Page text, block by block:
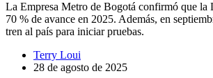
La Empresa Metro de Bogotá confirmó que la
70 % de avance en 2025. Además, en
tren al país para iniciar pruebas.
Terry Loui
28 de agosto de 2025